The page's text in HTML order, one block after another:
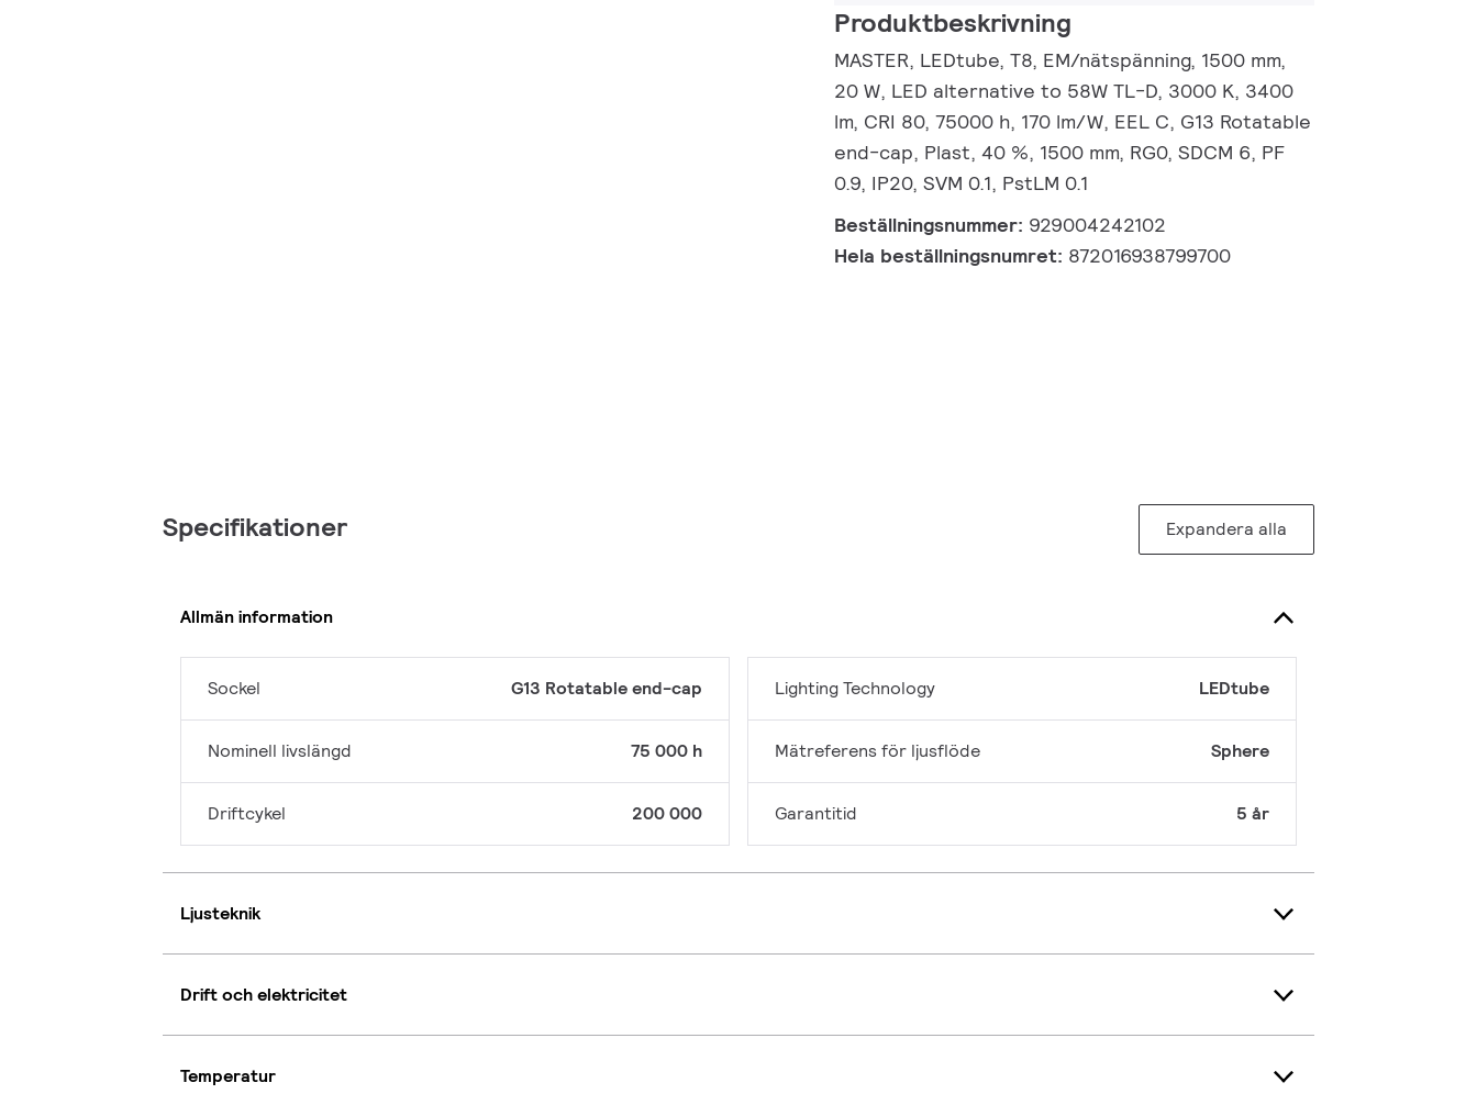
Produktbeskrivning
MASTER, LEDtube, T8, EM/nätspänning, 1500 mm,
20 W, LED alternative to 58W TL-D, 3000 K, 3400
lm, CRI 80, 75000 h, 170 lm/W, EEL C, G13 Rotatable
end-cap, Plast, 40 %, 1500 mm, RG0, SDCM 6, PF
0.9, IP20, SVM 0.1, PstLM 0.1
Beställningsnummer: 929004242102
Hela beställningsnumret: 872016938799700
Specifikationer Expandera alla
Allmän information
Sockel G13 Rotatable end-cap
Nominell livslängd 75 000 h
Driftcykel 200 000
Lighting Technology LEDtube
Mätreferens för ljusflöde Sphere
Garantitid 5 år
Ljusteknik
Drift och elektricitet
Temperatur